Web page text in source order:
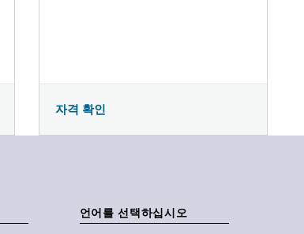
자격 확인
언어를 선택하십시오